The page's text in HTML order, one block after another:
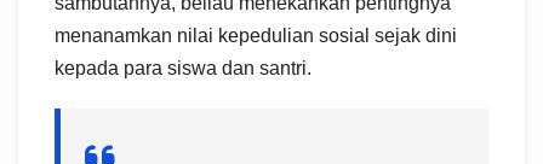
menanamkan nilai kepedulian sosial sejak dini
kepada para siswa dan santri.